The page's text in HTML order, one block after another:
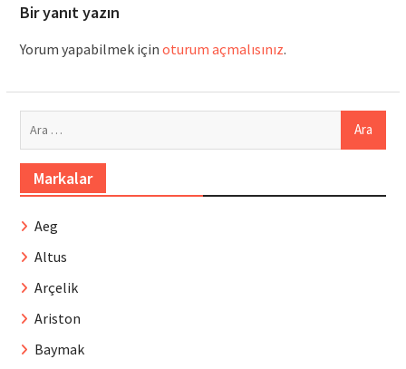
Bir yanıt yazın
Yorum yapabilmek için oturum açmalısınız.
Markalar
Aeg
Altus
Arçelik
Ariston
Baymak